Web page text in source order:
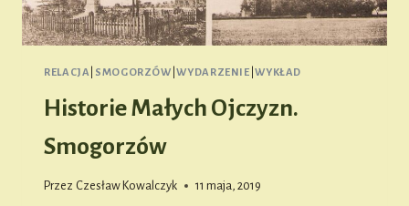
RELACJA SMOGORZÓW |WYDARZENIE |WYKŁAD
Historie Małych Ojczyzn.
Smogorzów
Przez Czesław Kowalczyk 11 maja, 2019